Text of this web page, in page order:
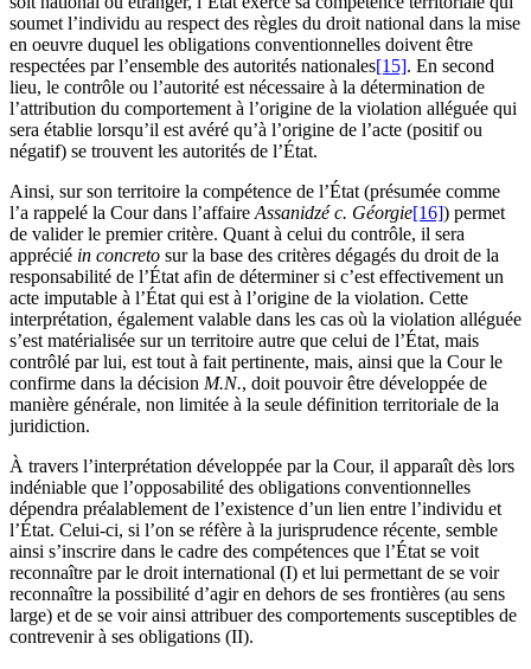
soumet l’individu au respect des règles du droit national dans la mise
en oeuvre duquel les obligations conventionnelles doivent être
respectées par l’ensemble des autorités nationales[15]. En second
lieu, le contrôle ou l’autorité est nécessaire à la détermination de
l’attribution du comportement à l’origine de la violation alléguée qui
sera établie lorsqu’il est avéré qu’à l’origine de l’acte (positif ou
négatif) se trouvent les autorités de l’État.
Ainsi, sur son territoire la compétence de l’État (présumée comme
l’a rappelé la Cour dans l’affaire Assanidzé c. Géorgie[16]) permet
de valider le premier critère. Quant à celui du contrôle, il sera
apprécié in concreto sur la base des critères dégagés du droit de la
responsabilité de l’État afin de déterminer si c’est effectivement un
acte imputable à l’État qui est à l’origine de la violation. Cette
interprétation, également valable dans les cas où la violation alléguée
s’est matérialisée sur un territoire autre que celui de l’État, mais
contrôlé par lui, est tout à fait pertinente, mais, ainsi que la Cour le
confirme dans la décision M.N., doit pouvoir être développée de
manière générale, non limitée à la seule définition territoriale de la
juridiction.
À travers l’interprétation développée par la Cour, il apparaît dès lors
indéniable que l’opposabilité des obligations conventionnelles
dépendra préalablement de l’existence d’un lien entre l’individu et
l’État. Celui-ci, si l’on se réfère à la jurisprudence récente, semble
ainsi s’inscrire dans le cadre des compétences que l’État se voit
reconnaître par le droit international (I) et lui permettant de se voir
reconnaître la possibilité d’agir en dehors de ses frontières (au sens
large) et de se voir ainsi attribuer des comportements susceptibles de
contrevenir à ses obligations (II).